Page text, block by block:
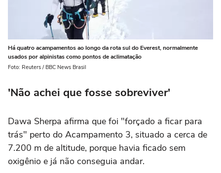
Há quatro acampamentos ao longo da rota sul do Everest, normalmente
usados por alpinistas como pontos de aclimatação
Foto: Reuters / BBC News Brasil
'Não achei que fosse sobreviver'
Dawa Sherpa afirma que foi "forçado a ficar para
trás" perto do Acampamento 3, situado a cerca de
7.200 m de altitude, porque havia ficado sem
oxigênio e já não conseguia andar.